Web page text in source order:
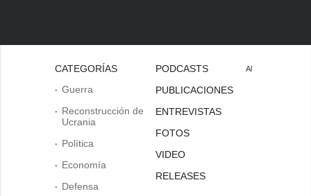
CATEGORÍAS
Guerra
Reconstrucción de
Ucrania
Política
Economía
Defensa
PODCASTS
PUBLICACIONES
ENTREVISTAS
FOTOS
VIDEO
RELEASES
Al